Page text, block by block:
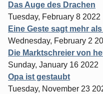
Das Auge des Drachen
Tuesday, February 8 2022
Eine Geste sagt mehr
Wednesday, February 2
Die Marktschreier von
Sunday, January 16 2022
Opa ist gestaubt
Tuesday, November 23